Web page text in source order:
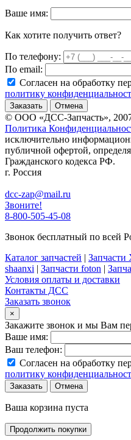
Ваше имя:
Как хотите получить ответ?
По телефону:
По email:
Согласен на обработку
политику
Заказать Отмена
© ООО «ДСС-Запчасть»,
Политика
исключительно
публичной офертой,
Гражданского кодекса РФ.
г. Россия
dcc-zap@mail.ru
Звоните!
8-800-505-45-08
Звонок бесплатный по всей
Каталог запчастей | Запчасти
shaanxi | Запчасти foton |
Условия оплаты и доставки
Контакты ДСС
Заказать звонок
×
Закажите звонок и мы Вам
Ваше имя:
Ваш телефон:
Согласен на обработку
политику
Заказать Отмена
Ваша корзина пуста
Продолжить покупки